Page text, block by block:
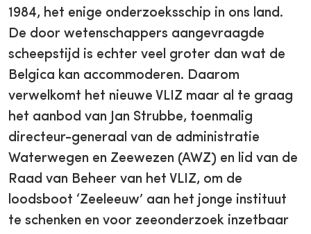
1984, het enige onderzoeksschip in ons land.
De door wetenschappers aangevraagde
scheepstijd is echter veel groter dan wat de
Belgica kan accommoderen. Daarom
verwelkomt het nieuwe VLIZ maar al te graag
het aanbod van Jan Strubbe, toenmalig
directeur-generaal van de administratie
Waterwegen en Zeewezen (AWZ) en lid van de
Raad van Beheer van het VLIZ, om de
loodsboot ‘Zeeleeuw’ aan het jonge instituut
te schenken en voor zeeonderzoek inzetbaar